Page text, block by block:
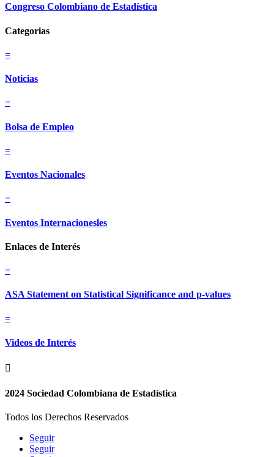
Congreso Colombiano de Estadística
Categorias
=
Noticias
=
Bolsa de Empleo
=
Eventos Nacionales
=
Eventos Internacionesles
Enlaces de Interés
=
ASA Statement on Statistical Significance and p-values
=
Videos de Interés

2024 Sociedad Colombiana de Estadística
Todos los Derechos Reservados
Seguir
Seguir